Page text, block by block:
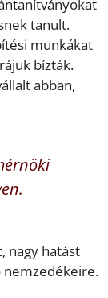
tanult.
munkákat
bízták.
abban,
nagy hatást
nemzedékeire.